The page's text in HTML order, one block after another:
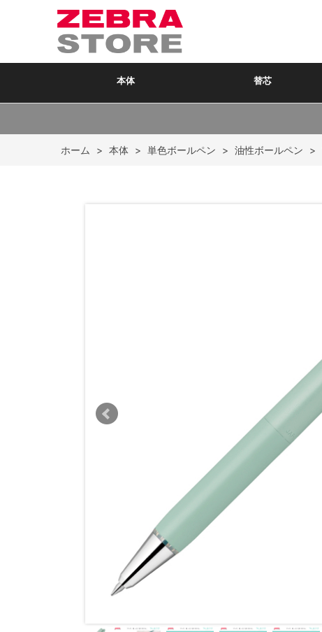
本体 替芯
ホーム > 本体 > 単色ボールペン > 油性ボールペン >